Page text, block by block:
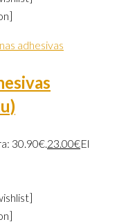
adhesivas
30.90€.23.00€El